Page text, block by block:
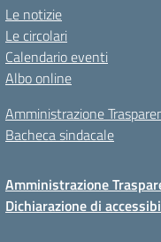
Le notizie
Le circolari
Calendario eventi
Albo online
Amministrazione
Bacheca sindacale
Amministrazione
Dichiarazione di